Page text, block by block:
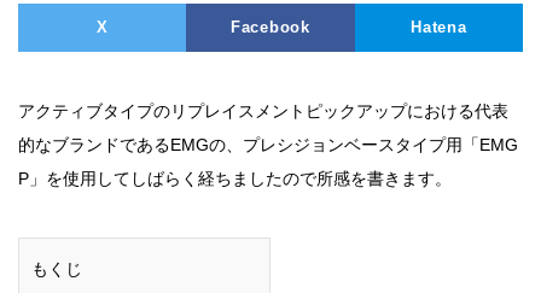
X Facebook Hatena
アクティブタイプのリプレイスメントピックアップにおける代表
的なブランドであるEMGの、プレシジョンベースタイプ用「EMG
P」を使用してしばらく経ちましたので所感を書きます。
もくじ